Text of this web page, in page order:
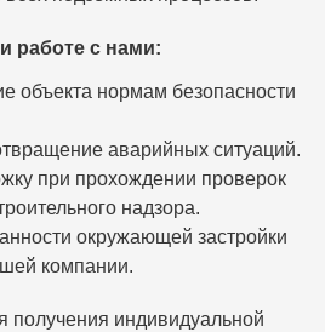
работе с нами:
объекта нормам безопасности
аварийных ситуаций.
при прохождении проверок
надзора.
окружающей застройки
компании.
получения индивидуальной